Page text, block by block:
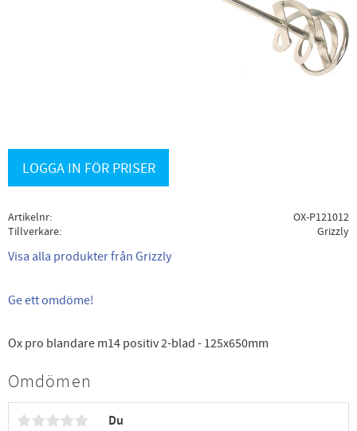
LOGGA IN FÖR PRISER
Artikelnr
OX-P121012
Tillverkare
Grizzly
Visa alla produkter från Grizzly
Ge ett omdöme!
Ox pro blandare m14 positiv 2-blad - 125x650mm
Omdömen
Du